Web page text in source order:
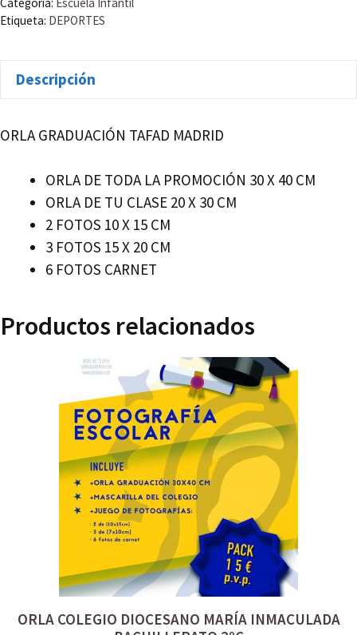
Etiqueta: DEPORTES
Descripción
ORLA GRADUACIÓN TAFAD MADRID
ORLA DE TODA LA PROMOCIÓN 30 X 40 CM
ORLA DE TU CLASE 20 X 30 CM
2 FOTOS 10 X 15 CM
3 FOTOS 15 X 20 CM
6 FOTOS CARNET
Productos relacionados
ORLA COLEGIO DIOCESANO MARÍA INMACULADA